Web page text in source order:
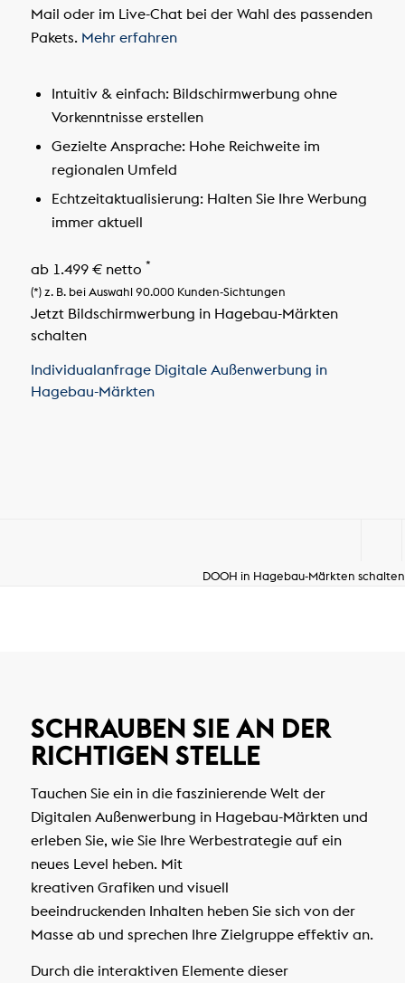
Mail oder im Live-Chat bei der Wahl des passenden
Pakets. Mehr erfahren
Intuitiv & einfach: Bildschirmwerbung ohne
Vorkenntnisse erstellen
Gezielte Ansprache:Hohe Reichweite im
regionalen Umfeld
Echtzeitaktualisierung:Halten Sie Ihre Werbung
immer aktuell
ab 1.499 € netto *
(*) z. B. bei Auswahl 90.000 Kunden-Sichtungen
Jetzt Bildschirmwerbung in Hagebau-Märkten
schalten
Individualanfrage Digitale Außenwerbung in
Hagebau-Märkten
DOOH in Hagebau-Märkten schalten
SCHRAUBEN SIE AN DER
RICHTIGEN STELLE
Tauchen Sie ein in die faszinierende Welt der
Digitalen Außenwerbung in Hagebau-Märkten und
erleben Sie, wie Sie Ihre Werbestrategie auf ein
neues Level heben. Mit
kreativen Grafiken und visuell
beeindruckenden Inhalten heben Sie sich von der
Masse ab und sprechen Ihre Zielgruppe effektiv an.
Durch die interaktiven Elemente dieser